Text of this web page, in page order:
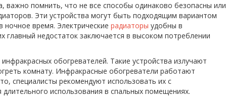
важно помнить, что не все способы одинаково безопасны или
Эти устройства могут быть подходящим вариантом
ночное время. Электрические радиаторы удобны в
недостаток заключается в высоком потреблении
обогревателей. Такие устройства излучают
комнату. Инфракрасные обогреватели работают
специалисты рекомендуют использовать их с
использования в спальных помещениях.